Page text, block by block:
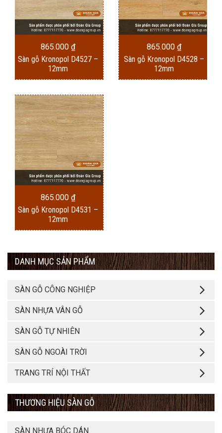
865.000 ₫
Sàn gỗ Kronopol D4527 –
12mm
865.000 ₫
Sàn gỗ Kronopol D4528 –
12mm
865.000 ₫
Sàn gỗ Kronopol D4531 –
12mm
DANH MỤC SẢN PHẨM
SÀN GỖ CÔNG NGHIỆP
SÀN NHỰA VÂN GỖ
SÀN GỖ TỰ NHIÊN
SÀN GỖ NGOÀI TRỜI
TRANG TRÍ NỘI THẤT
THƯƠNG HIỆU SÀN GỖ
SÀN NHỰA BÓC DÁN